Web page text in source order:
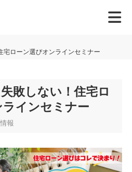
宅ローン選びオンラインセミナー
失敗しない！住宅ロ
インセミナー
報